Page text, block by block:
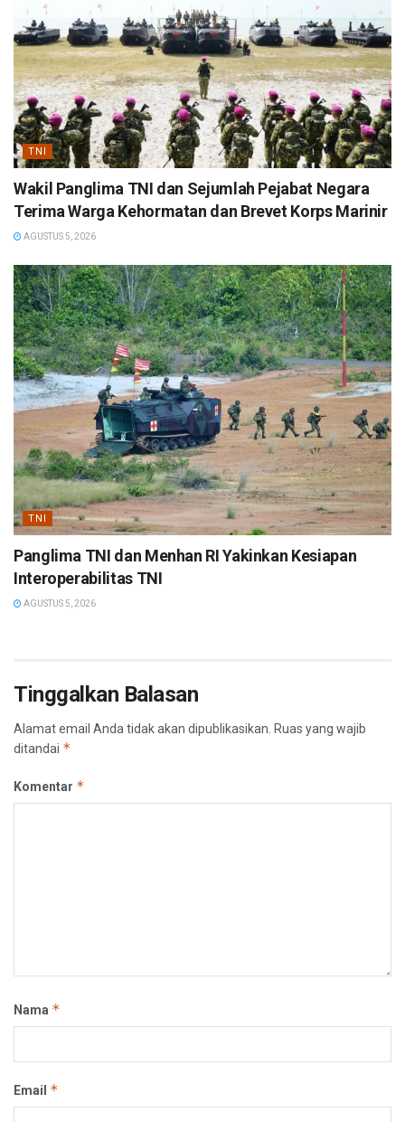
TNI
Wakil Panglima TNI dan Sejumlah Pejabat Negara
Terima Warga Kehormatan dan Brevet Korps Marinir
AGUSTUS 5, 2026
TNI
Panglima TNI dan Menhan RI Yakinkan Kesiapan
Interoperabilitas TNI
AGUSTUS 5, 2026
Tinggalkan Balasan
Alamat email Anda tidak akan dipublikasikan. Ruas yang wajib
ditandai *
Komentar *
Nama *
Email *